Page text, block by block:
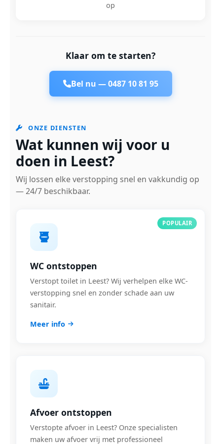
op
Klaar om te starten?
Bel nu —0487 10 81 95
ONZE DIENSTEN
Wat kunnen wij voor u
doen in Leest?
Wij lossen elke verstopping snel en vakkundig op
— 24/7 beschikbaar.
POPULAIR
WC ontstoppen
Verstopt toilet in Leest? Wij verhelpen elke WC-
verstopping snel en zonder schade aan uw
sanitair.
Meer info
Afvoer ontstoppen
Verstopte afvoer in Leest? Onze specialisten
maken uw afvoer vrij met professioneel